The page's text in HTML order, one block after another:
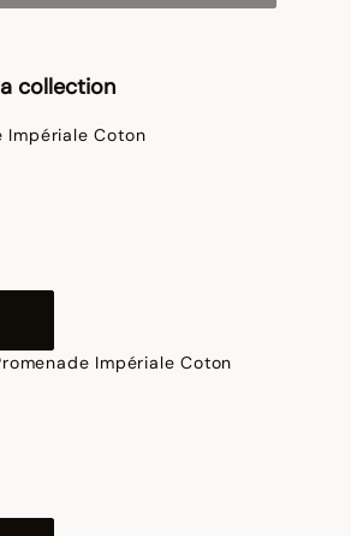
collection
Impériale Coton
Impériale Coton